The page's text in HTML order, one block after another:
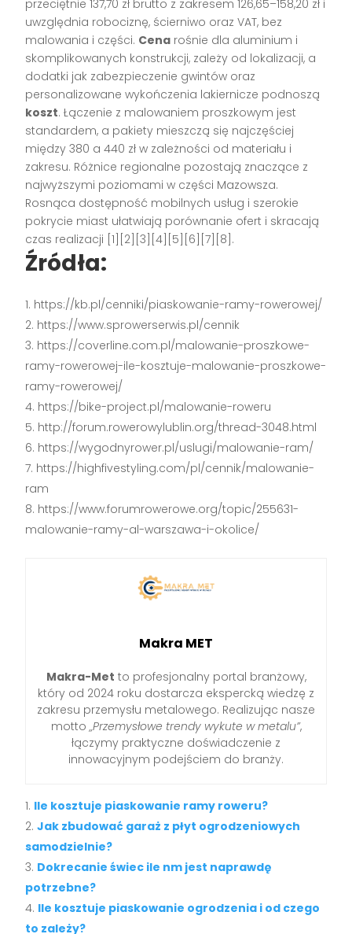
przeciętnie 137,70 zł brutto z zakresem 126,65–158,20 zł i
uwzględnia robociznę, ścierniwo oraz VAT, bez
malowania i części. Cena rośnie dla aluminium i
skomplikowanych konstrukcji, zależy od lokalizacji, a
dodatki jak zabezpieczenie gwintów oraz
personalizowane wykończenia lakiernicze podnoszą
koszt. Łączenie z malowaniem proszkowym jest
standardem, a pakiety mieszczą się najczęściej
między 380 a 440 zł w zależności od materiału i
zakresu. Różnice regionalne pozostają znaczące z
najwyższymi poziomami w części Mazowsza.
Rosnąca dostępność mobilnych usług i szerokie
pokrycie miast ułatwiają porównanie ofert i skracają
czas realizacji [1][2][3][4][5][6][7][8].
Źródła:
https://kb.pl/cenniki/piaskowanie-ramy-rowerowej/
https://www.sprowerserwis.pl/cennik
https://coverline.com.pl/malowanie-proszkowe-
ramy-rowerowej-ile-kosztuje-malowanie-proszkowe-
ramy-rowerowej/
https://bike-project.pl/malowanie-roweru
http://forum.rowerowylublin.org/thread-3048.html
https://wygodnyrower.pl/uslugi/malowanie-ram/
https://highfivestyling.com/pl/cennik/malowanie-
ram
https://www.forumrowerowe.org/topic/255631-
malowanie-ramy-al-warszawa-i-okolice/
Makra MET
Makra-Met to profesjonalny portal branżowy,
który od 2024 roku dostarcza ekspercką wiedzę z
zakresu przemysłu metalowego. Realizując nasze
motto „Przemysłowe trendy wykute w metalu”,
łączymy praktyczne doświadczenie z
innowacyjnym podejściem do branży.
Ile kosztuje piaskowanie ramy roweru?
Jak zbudować garaż z płyt ogrodzeniowych
samodzielnie?
Dokrecanie świec ile nm jest naprawdę
potrzebne?
Ile kosztuje piaskowanie ogrodzenia i od czego
to zależy?